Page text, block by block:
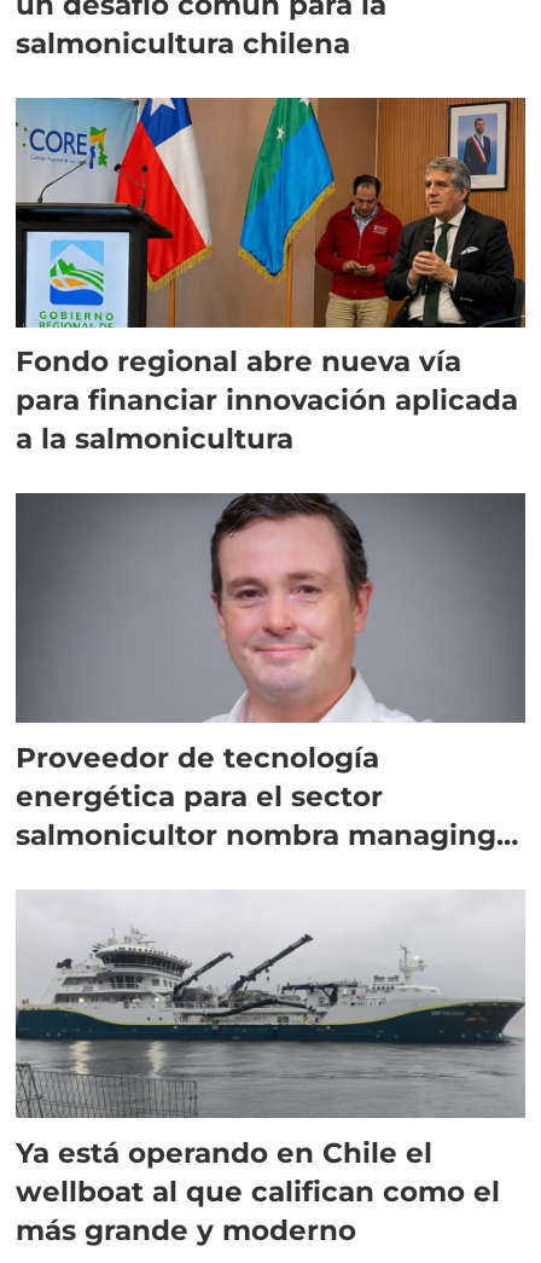
salmonicultura chilena
Fondo regional abre nueva vía
para financiar innovación aplicada
a la salmonicultura
Proveedor de tecnología
energética para el sector
salmonicultor nombra managing
Ya está operando en Chile el
wellboat al que califican como el
más grande y moderno